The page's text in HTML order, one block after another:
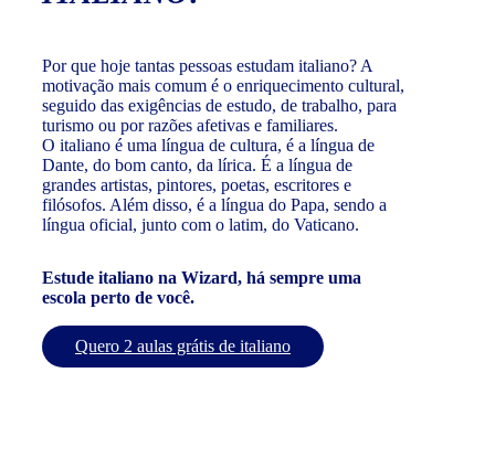
Por que hoje tantas pessoas estudam italiano? A
motivação mais comum é o enriquecimento cultural,
seguido das exigências de estudo, de trabalho, para
turismo ou por razões afetivas e familiares.
O italiano é uma língua de cultura, é a língua de
Dante, do bom canto, da lírica. É a língua de
grandes artistas, pintores, poetas, escritores e
filósofos. Além disso, é a língua do Papa, sendo a
língua oficial, junto com o latim, do Vaticano.
Estude italiano na Wizard, há sempre uma
escola perto de você.
Quero 2 aulas grátis de italiano